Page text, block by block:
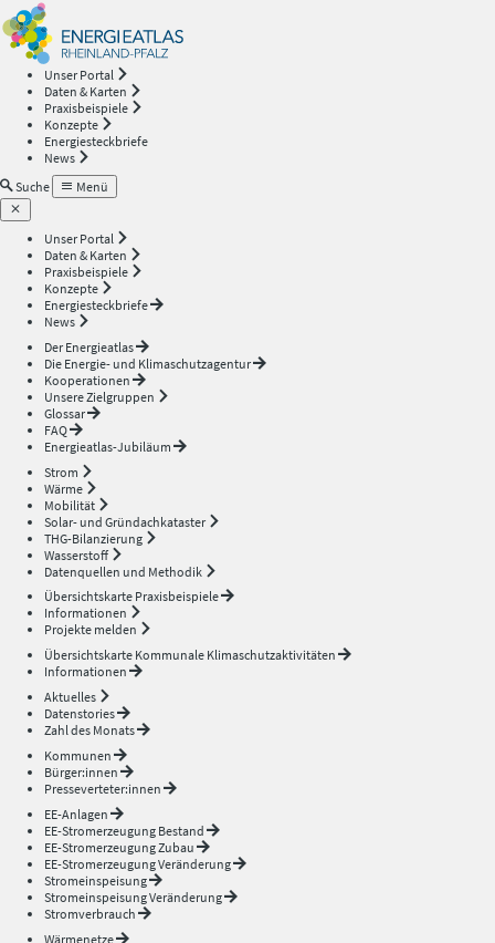
Unser Portal
Daten & Karten
Praxisbeispiele
Konzepte
Energiesteckbriefe
News
Suche
Menü
Unser Portal
Daten & Karten
Praxisbeispiele
Konzepte
Energiesteckbriefe
News
Der Energieatlas
Die Energie- und Klimaschutzagentur
Kooperationen
Unsere Zielgruppen
Glossar
FAQ
Energieatlas-Jubiläum
Strom
Wärme
Mobilität
Solar- und Gründachkataster
THG-Bilanzierung
Wasserstoff
Datenquellen und Methodik
Übersichtskarte Praxisbeispiele
Informationen
Projekte melden
Übersichtskarte Kommunale Klimaschutzaktivitäten
Informationen
Aktuelles
Datenstories
Zahl des Monats
Kommunen
Bürger:innen
Presseverteter:innen
EE-Anlagen
EE-Stromerzeugung Bestand
EE-Stromerzeugung Zubau
EE-Stromerzeugung Veränderung
Stromeinspeisung
Stromeinspeisung Veränderung
Stromverbrauch
Wärmenetze